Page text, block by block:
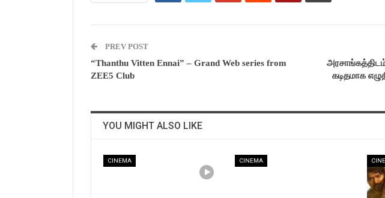
PREV POST
“Thanthu Vitten Ennai” – Grand Web series from
ZEE5 Club
கடிதமாக
YOU MIGHT ALSO LIKE
CINEMA CINEMA